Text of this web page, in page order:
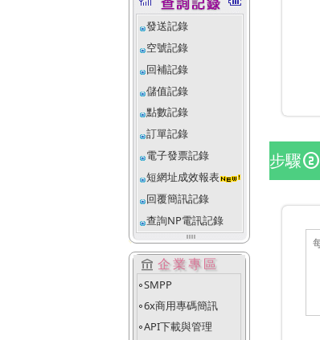
發送記錄
空號記錄
回補記錄
儲值記錄
點數記錄
訂單記錄
電子發票記錄
短網址成效報表
回覆簡訊記錄
查詢NP電訊記錄
account_balance 企業專區
fiber_manual_record SMPP
fiber_manual_record 6x商用專碼簡訊
fiber_manual_record API下載與管理
步驟counter_2